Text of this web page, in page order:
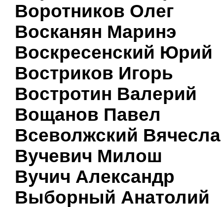
Воротников Олег
Восканян Маринэ
Воскресенский Юрий
Востриков Игорь
Востротин Валерий
Вощанов Павел
Всеволжский
Вучевич Милош
Вучич Александр
Выборный Анатолий